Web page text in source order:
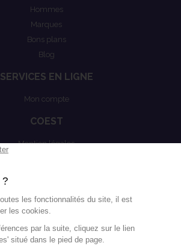
Hommes
Marques
Bons plans
Blog
SERVICES EN LIGNE
Mon compte
COEST
Mention légales